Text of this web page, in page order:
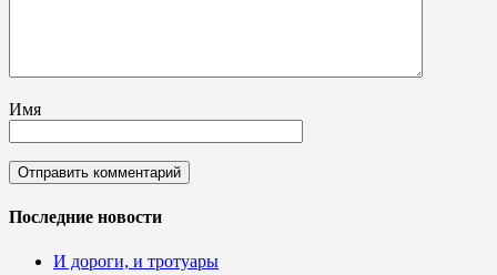
Имя
Последние новости
И дороги, и тротуары